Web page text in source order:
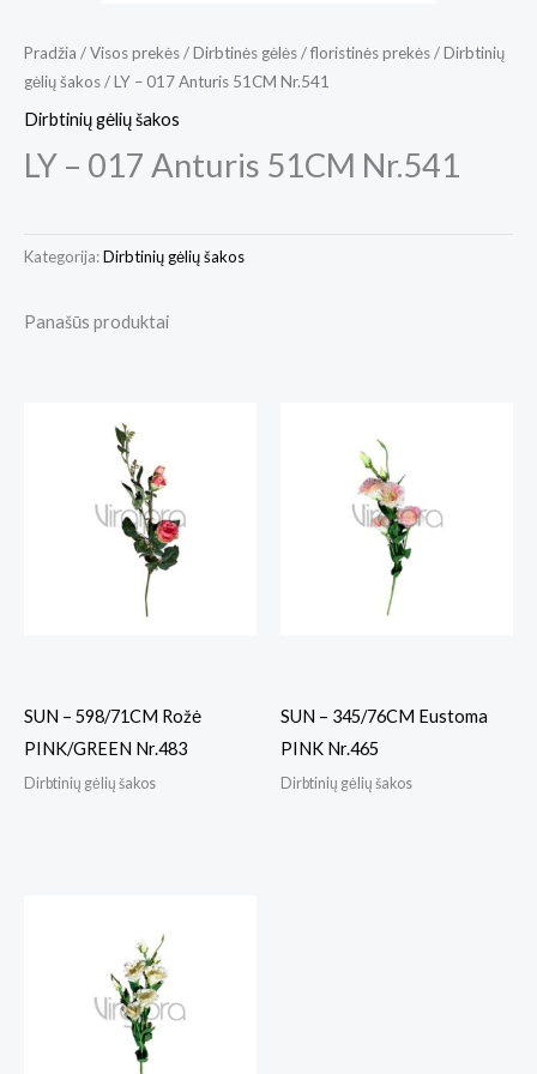
Pradžia /Visos prekės/Dirbtinės gėlės / floristinės prekės/Dirbtinių
gėlių šakos/ LY – 017 Anturis 51CM Nr.541
Dirbtinių gėlių šakos
LY – 017 Anturis 51CM Nr.541
Kategorija:Dirbtinių gėlių šakos
Panašūs produktai
SUN – 598/71CM Rožė
PINK/GREEN Nr.483
Dirbtinių gėlių šakos
SUN – 345/76CM Eustoma
PINK Nr.465
Dirbtinių gėlių šakos